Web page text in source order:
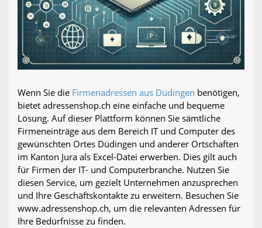
Wenn Sie die Firmenadressen aus Düdingen benötigen,
bietet adressenshop.ch eine einfache und bequeme
Lösung. Auf dieser Plattform können Sie sämtliche
Firmeneinträge aus dem Bereich IT und Computer des
gewünschten Ortes Düdingen und anderer Ortschaften
im Kanton Jura als Excel-Datei erwerben. Dies gilt auch
für Firmen der IT- und Computerbranche. Nutzen Sie
diesen Service, um gezielt Unternehmen anzusprechen
und Ihre Geschäftskontakte zu erweitern. Besuchen Sie
www.adressenshop.ch, um die relevanten Adressen für
Ihre Bedürfnisse zu finden.